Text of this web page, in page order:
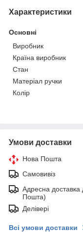
Характеристики
Основні
Виробник
Країна виробник
Стан
Матеріал ручки
Колір
Умови доставки
Нова Пошта
Самовивіз
Адресна доставка
Пошта)
Делівері
Всі умови доставки